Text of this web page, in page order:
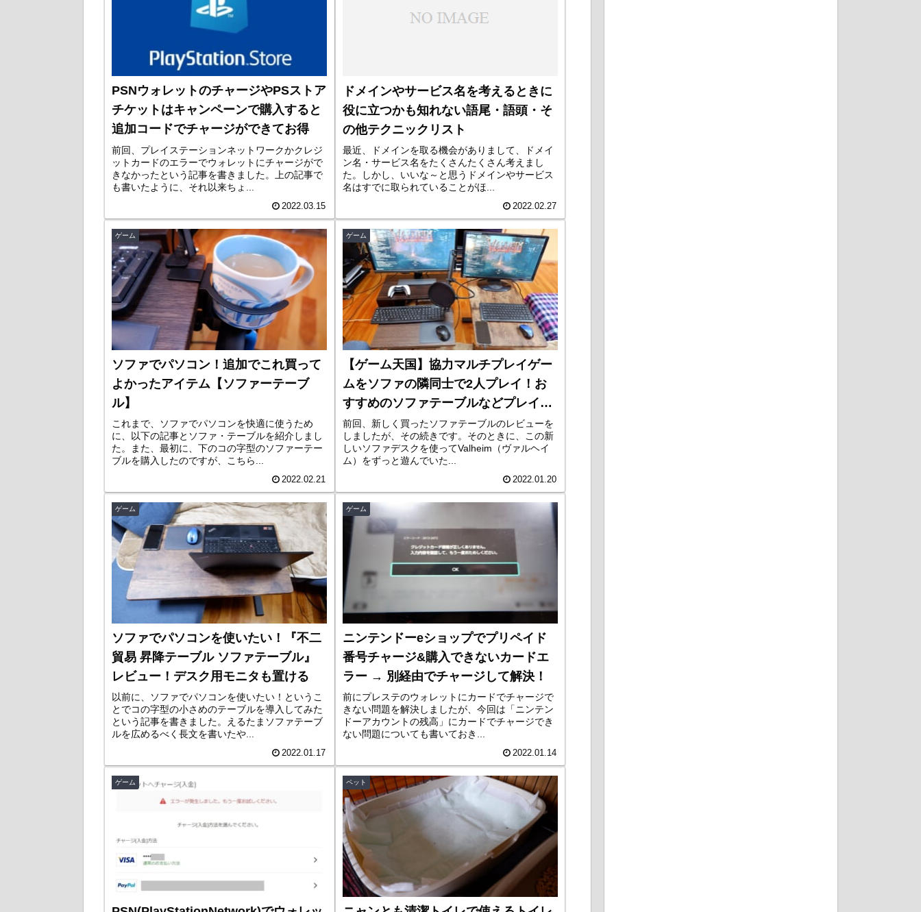
PSNウォレットのチャージやPSストア
チケットはキャンペーンで購入すると
追加コードでチャージができてお得
前回、プレイステーションネットワークかクレジ
ットカードのエラーでウォレットにチャージがで
きなかったという記事を書きました。上の記事で
も書いたように、それ以来ちょ...
2022.03.15
ドメインやサービス名を考えるときに
役に立つかも知れない語尾・語頭・そ
の他テクニックリスト
最近、ドメインを取る機会がありまして、ドメイ
ン名・サービス名をたくさんたくさん考えまし
た。しかし、いいな～と思うドメインやサービス
名はすでに取られていることがほ...
2022.02.27
ゲーム
ソファでパソコン！追加でこれ買って
よかったアイテム【ソファーテーブ
ル】
これまで、ソファでパソコンを快適に使うため
に、以下の記事とソファ・テーブルを紹介しまし
た。また、最初に、下のコの字型のソファーテー
ブルを購入したのですが、こちら...
2022.02.21
ゲーム
【ゲーム天国】協力マルチプレイゲー
ムをソファの隣同士で2人プレイ！お
すすめのソファテーブルなどプレイ環
境公開
前回、新しく買ったソファテーブルのレビューを
しましたが、その続きです。そのときに、この新
しいソファデスクを使ってValheim（ヴァルヘイ
ム）をずっと遊んでいた...
2022.01.20
ゲーム
ソファでパソコンを使いたい！『不二
貿易 昇降テーブル ソファテーブル』
レビュー！デスク用モニタも置ける
以前に、ソファでパソコンを使いたい！というこ
とでコの字型の小さめのテーブルを導入してみた
という記事を書きました。えるたまソファテーブ
ルを広めるべく長文を書いたや...
2022.01.17
ゲーム
ニンテンドーeショップでプリペイド
番号チャージ&購入できないカードエ
ラー → 別経由でチャージして解決！
前にプレステのウォレットにカードでチャージで
きない問題を解決しましたが、今回は「ニンテン
ドーアカウントの残高」にカードでチャージでき
ない問題についても書いておき...
2022.01.14
ゲーム ペット